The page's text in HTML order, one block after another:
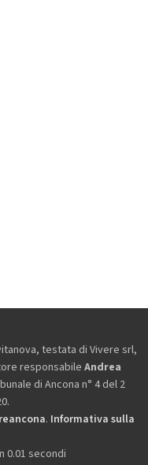
testata di Vivere srl,
responsabile Andrea
di Ancona n° 4 del 2
. Informativa sulla
0.01 secondi